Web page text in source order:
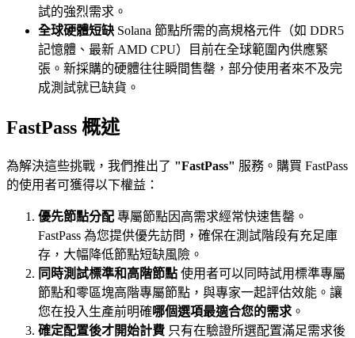
試的強烈需求。
全球硬體短缺 Solana 節點所需的高規格元件（如 DDR5
記憶體、最新 AMD CPU）目前在全球範圍內供應緊
張。新採購的硬體往往瞬間售罄，部分使用者來不及完
成測試就已缺貨。
FastPass 概述
為解決這些挑戰，我們推出了 "FastPass" 服務。購買 FastPass
的使用者可獲得以下權益：
優先節點分配 專屬節點因高需求經常快速售罄。
FastPass 為您提供優先訪問，確保在測試階段有充足庫
存，大幅降低節點短缺風險。
同時測試標準和高階節點 使用者可以同時試用標準專屬
節點和零區塊高階專屬節點，與專家一起評估效能。讓
您在投入生產前明確哪個選項最適合您的需求 。
確定配置後才開始計費 只有在驗證所選配置滿足需求後